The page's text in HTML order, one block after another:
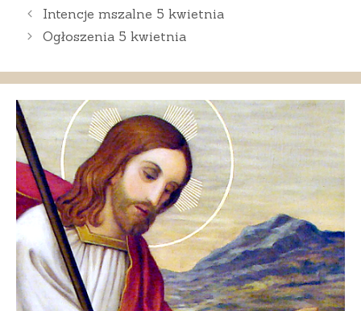
Intencje mszalne 5 kwietnia
Ogłoszenia 5 kwietnia